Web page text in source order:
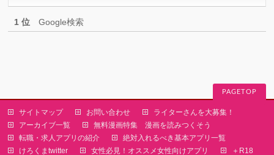
1 位 Google検索
PAGETOP
サイトマップ お問い合わせ
ライターさんを大募集！
アーカイブ一覧
無料漫画特集 漫画を読みつくそう
転職・求人アプリの紹介
絶対入れるべき基本アプリ一覧
けろくまtwitter
女性必見！オススメ女性向けアプリ ＋R18